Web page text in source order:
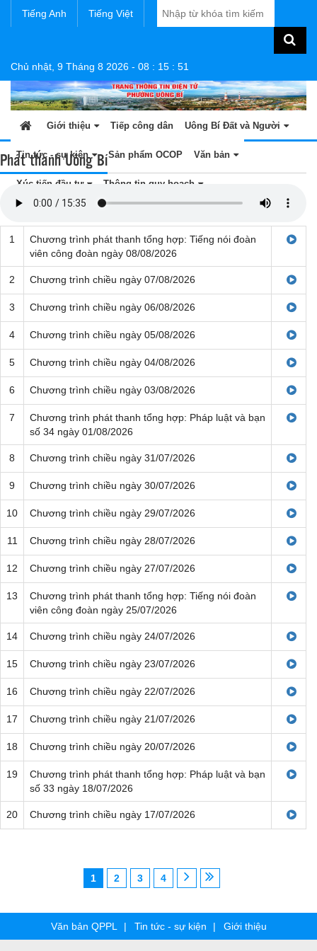
Tiếng Anh Tiếng Việt
Chủ nhật, 9 Tháng 8 2026 - 08 : 15 : 51
Giới thiệu Tiếp công dân Uông Bí Đất và Người
Tin tức - sự kiện Sản phẩm OCOP Văn bản
Xúc tiến đầu tư Thông tin quy hoạch
Phát thanh Uông Bí
1
Chương trình phát thanh tổng hợp: Tiếng nói đoàn
viên công đoàn ngày 08/08/2026
2 Chương trình chiều ngày 07/08/2026
3 Chương trình chiều ngày 06/08/2026
4 Chương trình chiều ngày 05/08/2026
5 Chương trình chiều ngày 04/08/2026
6 Chương trình chiều ngày 03/08/2026
7
Chương trình phát thanh tổng hợp: Pháp luật và bạn
số 34 ngày 01/08/2026
8 Chương trình chiều ngày 31/07/2026
9 Chương trình chiều ngày 30/07/2026
10 Chương trình chiều ngày 29/07/2026
11 Chương trình chiều ngày 28/07/2026
12 Chương trình chiều ngày 27/07/2026
13
Chương trình phát thanh tổng hợp: Tiếng nói đoàn
viên công đoàn ngày 25/07/2026
14 Chương trình chiều ngày 24/07/2026
15 Chương trình chiều ngày 23/07/2026
16 Chương trình chiều ngày 22/07/2026
17 Chương trình chiều ngày 21/07/2026
18 Chương trình chiều ngày 20/07/2026
19
Chương trình phát thanh tổng hợp: Pháp luật và bạn
số 33 ngày 18/07/2026
20 Chương trình chiều ngày 17/07/2026
1 2 3 4
Văn bản QPPL Tin tức - sự kiện Giới thiệu